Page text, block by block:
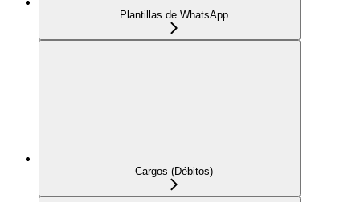
Plantillas de WhatsApp
Cargos (Débitos)